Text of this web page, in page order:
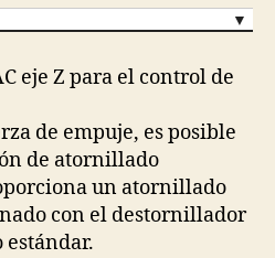
eje Z para el control de
de empuje, es posible
de atornillado
un atornillado
con el destornillador
estándar.